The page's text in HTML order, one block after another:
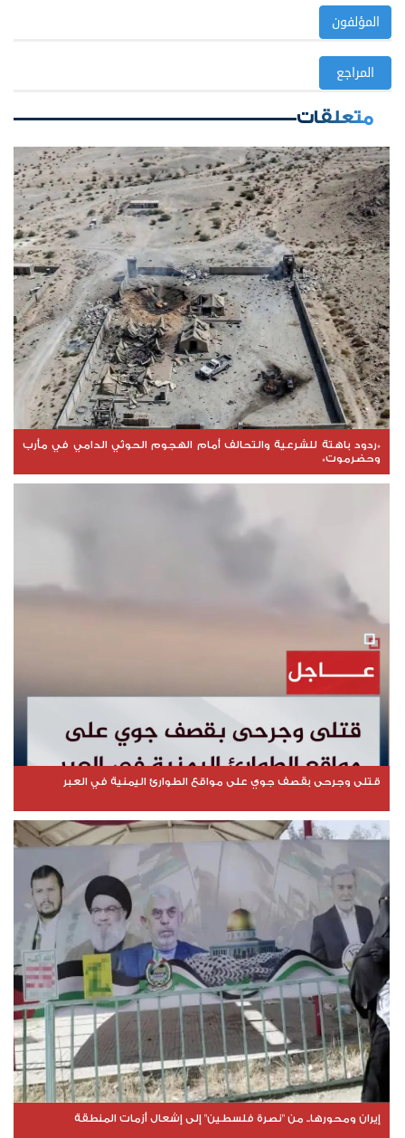
المؤلفون
المراجع
متعلقات
*ردود باهتة للشرعية والتحالف أمام الهجوم الحوثي الدامي في مأرب
وحضرموت*
قتلى وجرحى بقصف جوي على مواقع الطوارئ اليمنية في العبر
إيران ومحورها.. من "نصرة فلسطين" إلى إشعال أزمات المنطقة